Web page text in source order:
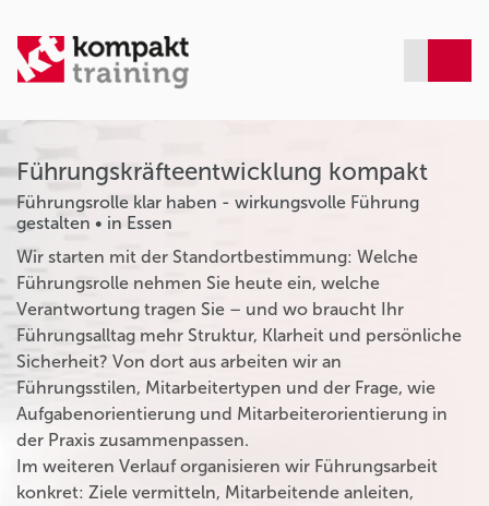
Führungskräfteentwicklung kompakt
Führungsrolle klar haben - wirkungsvolle Führung
gestalten • in Essen
Wir starten mit der Standortbestimmung: Welche
Führungsrolle nehmen Sie heute ein, welche
Verantwortung tragen Sie – und wo braucht Ihr
Führungsalltag mehr Struktur, Klarheit und persönliche
Sicherheit? Von dort aus arbeiten wir an
Führungsstilen, Mitarbeitertypen und der Frage, wie
Aufgabenorientierung und Mitarbeiterorientierung in
der Praxis zusammenpassen.
Im weiteren Verlauf organisieren wir Führungsarbeit
konkret: Ziele vermitteln, Mitarbeitende anleiten,